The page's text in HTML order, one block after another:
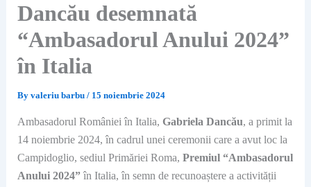
Dancău desemnată
“Ambasadorul Anului 2024”
în Italia
By valeriu barbu / 15 noiembrie 2024
Ambasadorul României în Italia, Gabriela Dancău, a primit la
14 noiembrie 2024, în cadrul unei ceremonii care a avut loc la
Campidoglio, sediul Primăriei Roma, Premiul “Ambasadorul
Anului 2024”în Italia, în semn de recunoaștere a activității